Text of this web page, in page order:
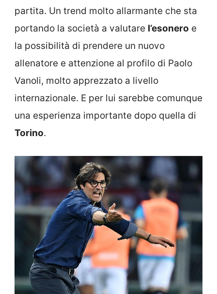
partita. Un trend molto allarmante che sta
portando la società a valutare l’esonero e
la possibilità di prendere un nuovo
allenatore e attenzione al profilo di Paolo
Vanoli, molto apprezzato a livello
internazionale. E per lui sarebbe comunque
una esperienza importante dopo quella di
Torino.